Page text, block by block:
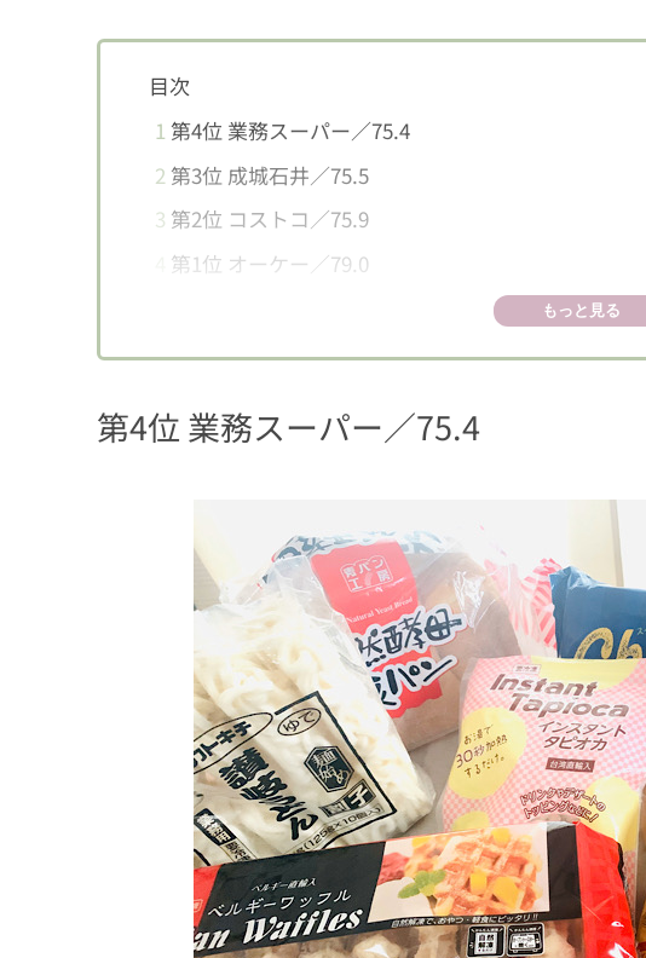
目次
1 第4位 業務スーパー／75.4
2 第3位 成城石井／75.5
3 第2位 コストコ／75.9
第1位 オーケー／79.0
もっと見る
第4位 業務スーパー／75.4